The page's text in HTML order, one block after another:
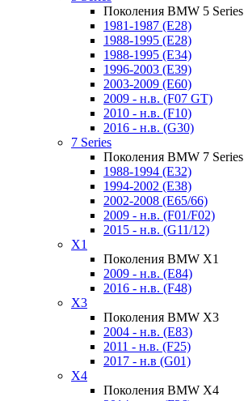
Поколения BMW 5 Series
1981-1987 (E28)
1988-1995 (E28)
1988-1995 (E34)
1996-2003 (E39)
2003-2009 (E60)
2009 - н.в. (F07 GT)
2010 - н.в. (F10)
2016 - н.в. (G30)
7 Series
Поколения BMW 7 Series
1988-1994 (E32)
1994-2002 (E38)
2002-2008 (E65/66)
2009 - н.в. (F01/F02)
2015 - н.в. (G11/12)
X1
Поколения BMW X1
2009 - н.в. (E84)
2016 - н.в. (F48)
X3
Поколения BMW X3
2004 - н.в. (E83)
2011 - н.в. (F25)
2017 - н.в (G01)
X4
Поколения BMW X4